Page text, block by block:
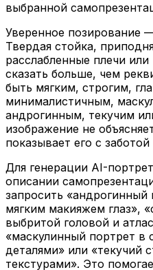
Уверенное позирование
Твердая стойка,
расслабленные плечи или
сказать больше, чем
быть мягким, строгим,
минималистичным,
андрогинным, текучим
изображение не
показывает его с
Для генерации AI-
описании
запросить
мягким макияжем глаз»,
выбритой головой и
«маскулинный портрет в
деталями» или «текучий
текстурами». Это
продуманным, а не